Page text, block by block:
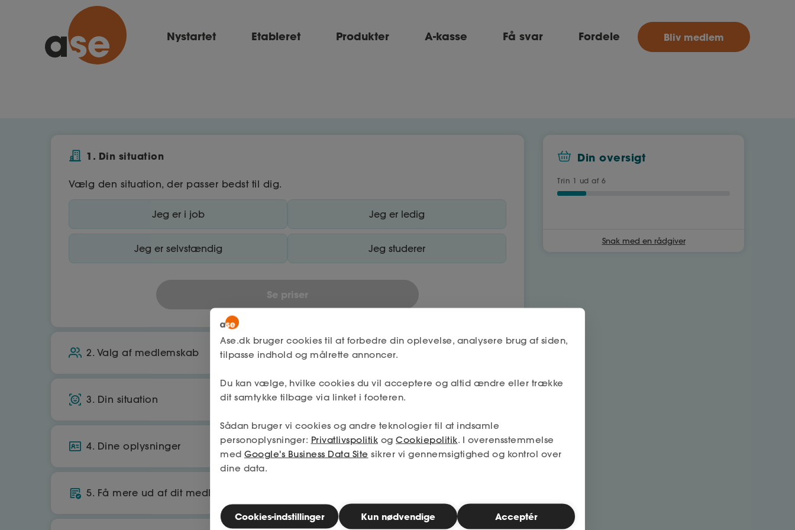
Ase
Nystartet Etableret Produkter A-kasse Få svar Fordele Bliv medlem
1. Din situation
Vælg den situation, der passer bedst til dig.
Jeg er i job Jeg er ledig
Jeg er selvstændig Jeg studerer
Se priser
2. Valg af medlemskab
A-kasse
Økonomisk tryghed, hvis du mister jobbet
Få op til 25.070 kr./md. i dagpenge
3. Din situation
Nej
Arbejder du primært i danmark?
Nej
4. Dine oplysninger
5. Få mere ud af dit medlemskab
Din oversigt
Trin 1 ud af 6
Snak med en rådgiver
Ase.dk bruger cookies til at forbedre din oplevelse, analysere brug af siden,
tilpasse indhold og målrette annoncer.
Du kan vælge, hvilke cookies du vil acceptere og altid ændre eller trække
dit samtykke tilbage via linket i footeren.
Sådan bruger vi cookies og andre teknologier til at indsamle
personoplysninger: Privatlivspolitik og Cookiepolitik. I overensstemmelse
med Google's Business Data Site sikrer vi gennemsigtighed og kontrol over
dine data.
Cookies-indstillinger Kun nødvendige Acceptér